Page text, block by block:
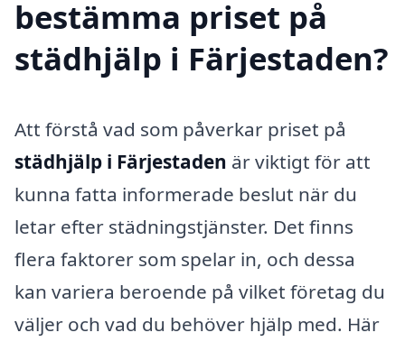
bestämma priset på
städhjälp i Färjestaden?
Att förstå vad som påverkar priset på
städhjälp i Färjestaden är viktigt för att
kunna fatta informerade beslut när du
letar efter städningstjänster. Det finns
flera faktorer som spelar in, och dessa
kan variera beroende på vilket företag du
väljer och vad du behöver hjälp med. Här